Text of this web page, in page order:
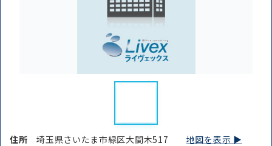
住所埼玉県さいたま市緑区大間木517 地図を表示 ▶︎